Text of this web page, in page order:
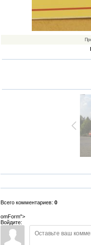
Всего комментариев: 0
omForm">
Войдите: